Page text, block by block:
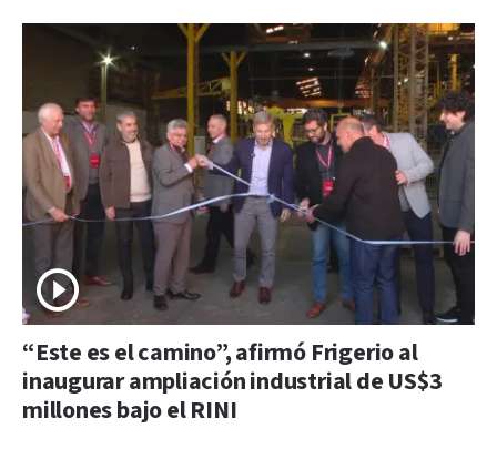
“Este es el camino”, afirmó Frigerio al
inaugurar ampliación industrial de US$3
millones bajo el RINI